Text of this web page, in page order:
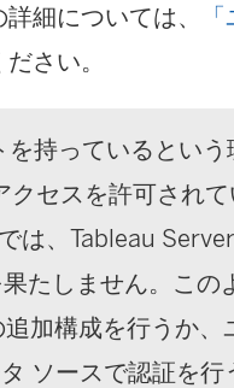
細については、
さい。
持っているという
クセスを許可されて
は、Tableau Server
たしません。この
加構成を行うか、
ソースで認証を行